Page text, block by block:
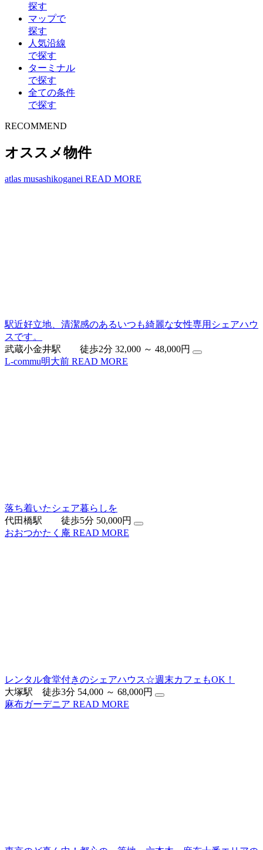
探す
マップで
探す
人気沿線
で探す
ターミナル
で探す
全ての条件
で探す
RECOMMEND
オススメ物件
atlas musashikoganei READ MORE
駅近好立地、清潔感のあるいつも綺麗な女性専用シェアハウ
スです。
武蔵小金井駅 徒歩2分 32,000 ～ 48,000円
L-commu明大前 READ MORE
落ち着いたシェア暮らしを
代田橋駅 徒歩5分 50,000円
おおつかたく庵 READ MORE
レンタル食堂付きのシェアハウス☆週末カフェもOK！
大塚駅 徒歩3分 54,000 ～ 68,000円
麻布ガーデニア READ MORE